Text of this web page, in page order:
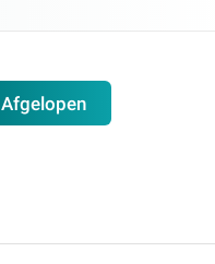
Afgelopen